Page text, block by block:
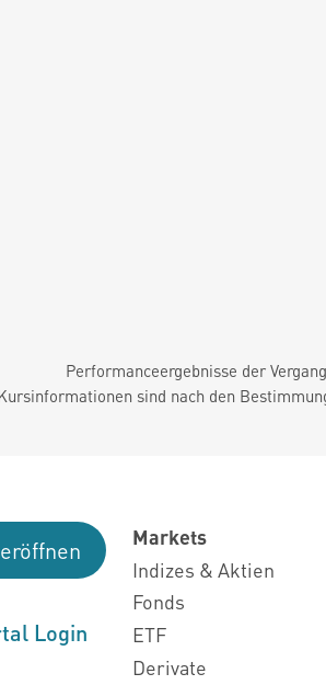
Performanceergebnisse der
sind nach den
Login
Markets
Indizes & Aktien
Fonds
ETF
Derivate